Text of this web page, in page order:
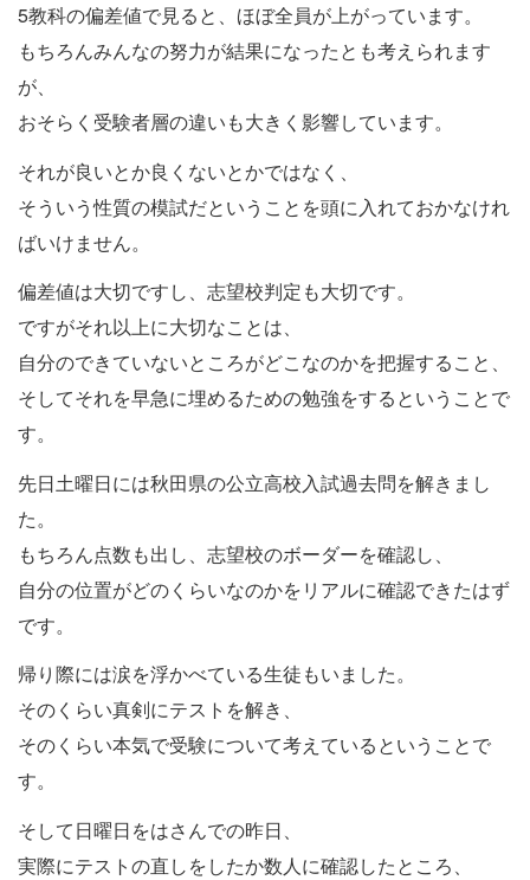
5教科の偏差値で見ると、ほぼ全員が上がっています。
もちろんみんなの努力が結果になったとも考えられます
が、
おそらく受験者層の違いも大きく影響しています。
それが良いとか良くないとかではなく、
そういう性質の模試だということを頭に入れておかなけれ
ばいけません。
偏差値は大切ですし、志望校判定も大切です。
ですがそれ以上に大切なことは、
自分のできていないところがどこなのかを把握すること、
そしてそれを早急に埋めるための勉強をするということで
す。
先日土曜日には秋田県の公立高校入試過去問を解きまし
た。
もちろん点数も出し、志望校のボーダーを確認し、
自分の位置がどのくらいなのかをリアルに確認できたはず
です。
帰り際には涙を浮かべている生徒もいました。
そのくらい真剣にテストを解き、
そのくらい本気で受験について考えているということで
す。
そして日曜日をはさんでの昨日、
実際にテストの直しをしたか数人に確認したところ、